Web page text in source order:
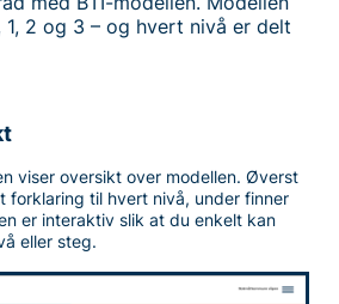
2 og 3 – og hvert nivå er delt
viser oversikt over modellen. Øverst
forklaring til hvert nivå, under finner
er interaktiv slik at du enkelt kan
eller steg.